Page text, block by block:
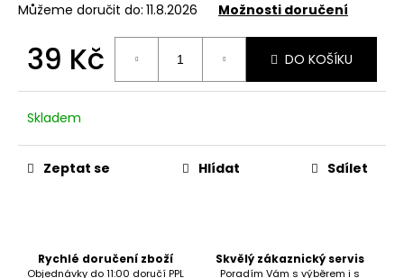
Můžeme doručit do: 11.8.2026 Možnosti doručení
39 Kč DO KOŠÍKU
Skladem
Zeptat se Hlídat Sdílet
Rychlé doručení zboží
Objednávky do 11:00 doručí PPL
Skvělý zákaznický servis
Poradím Vám s výběrem i s
D
o
p
o